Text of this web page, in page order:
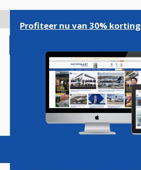
gaan
Magazine Podcasts
Profiteer nu van 30% korting